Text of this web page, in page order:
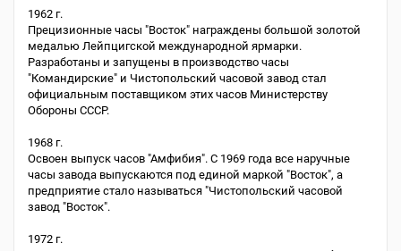
1962 г.
Прецизионные часы "Восток" награждены большой золотой
медалью Лейпцигской международной ярмарки.
Разработаны и запущены в производство часы
"Командирские" и Чистопольский часовой завод стал
официальным поставщиком этих часов Министерству
Обороны СССР.
1968 г.
Освоен выпуск часов "Амфибия". С 1969 года все наручные
часы завода выпускаются под единой маркой "Восток", а
предприятие стало называться "Чистопольский часовой
завод "Восток".
1972 г.